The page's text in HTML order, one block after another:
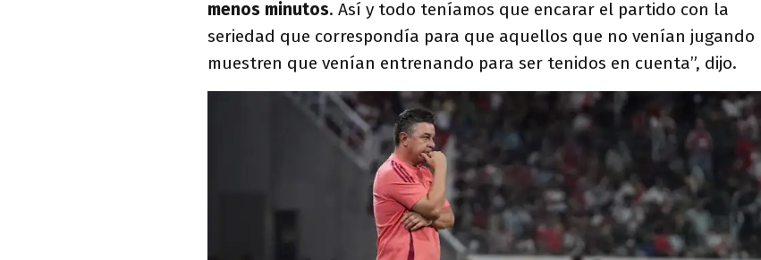
menos minutos. Así y todo teníamos que encarar el partido con la
seriedad que correspondía para que aquellos que no venían jugando
muestren que venían entrenando para ser tenidos en cuenta”, dijo.